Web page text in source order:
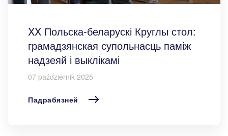
XX Польска-беларускі Круглы стол:
грамадзянская супольнасць паміж
надзеяй і выклікамі
07 październik 2025
Падрабязней